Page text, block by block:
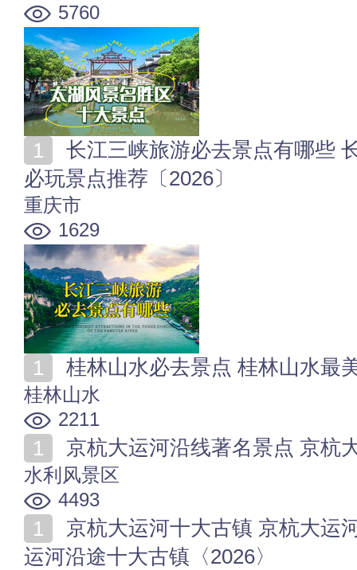
5760
必玩景点推荐〔2026〕
重庆市
1629
桂林山水必去景点 桂林山水最美的地方在哪个
桂林山水
2211
京杭大运河沿线著名景点 京杭大运河必去景点 京
水利风景区
4493
运河沿途十大古镇〈2026〉